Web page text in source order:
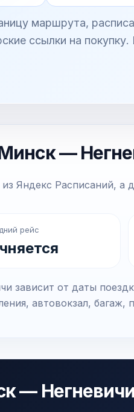
маршрута,
ссылки на
—
Яндекс Расписаний, а
рейс
зависит от даты
автовокзал, багаж,
— Негневичи